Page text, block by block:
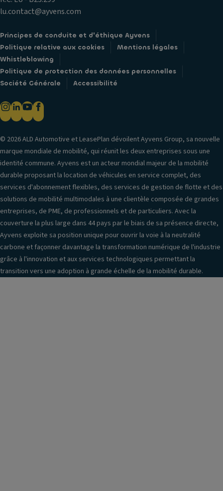
lu.contact@ayvens.com
Principes de conduite et d'éthique Ayvens
Politique relative aux cookies
Mentions légales
Whistleblowing
Politique de protection des données personnelles
Société Générale
Accessibilité
© 2026 ALD Automotive et LeasePlan dévoilent Ayvens Group, sa nouvelle
marque mondiale de mobilité, qui réunit les deux entreprises sous une
identité commune. Ayvens est un acteur mondial majeur de la mobilité
durable proposant la location de véhicules en service complet, des
services d'abonnement flexibles, des services de gestion de flotte et des
solutions de mobilité multimodales à une clientèle composée de grandes
entreprises, de PME, de professionnels et de particuliers. Avec la
couverture la plus large dans 44 pays par le biais de sa présence directe,
Ayvens exploite sa position unique pour ouvrir la voie à la neutralité
carbone et façonner davantage la transformation numérique de l'industrie
grâce à l'innovation et aux services technologiques permettant la
transition vers une adoption à grande échelle de la mobilité durable.